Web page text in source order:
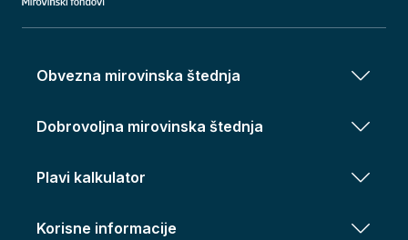
Obvezna mirovinska štednja
Dobrovoljna mirovinska štednja
Plavi kalkulator
Korisne informacije